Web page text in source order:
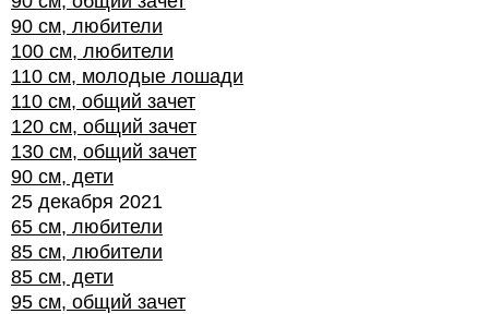
90 см, любители
100 см, любители
110 см, молодые лошади
110 см, общий зачет
120 см, общий зачет
130 см, общий зачет
90 см, дети
25 декабря 2021
65 см, любители
85 см, любители
85 см, дети
95 см, общий зачет